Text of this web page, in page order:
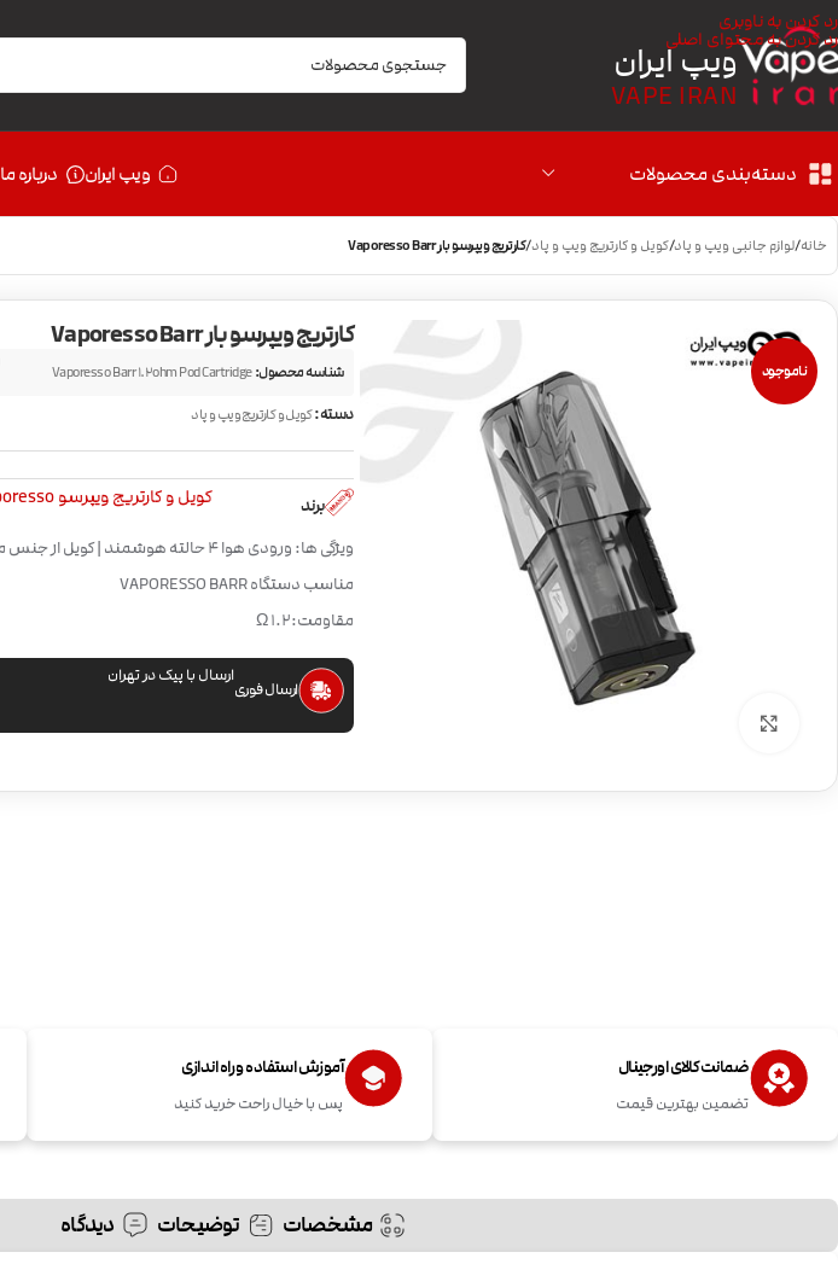
رد کردن به ناوبری
رد کردن به محتوای اصلی
ویپ ایران
VAPE IRAN
دسته‌بندی محصولات ویپ ایران درباره ما
خانه/لوازم جانبی ویپ و پاد/کویل و کارتریج ویپ و پاد/کارتریج ویپرسو بار Vaporesso Barr
ناموجود
کارتریج ویپرسو بار Vaporesso Barr
شناسه محصول:Vaporesso Barr 1.2ohm Pod Cartridge
دسته:کویل و کارتریج ویپ و پاد
برند کویل و کارتریج ویپرسو Vaporesso
ویژگی ها: ورودی هوا ۴ حالته هوشمند | کویل از جنس مش | مناسب برای طعم واقعی ایجوس
مناسب دستگاه VAPORESSO BARR
مقاومت:1.2 Ω
ارسال فوری
ارسال با پیک در تهران
ضمانت کالای اورجینال
تضمین بهترین قیمت
آموزش استفاده و راه اندازی
پس با خیال راحت خرید کنید
مشخصات توضیحات دیدگاه